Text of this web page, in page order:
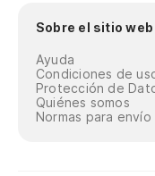
Sobre el sitio web
Ayuda
Condiciones de
Protección de
Quiénes somos
Normas para envío